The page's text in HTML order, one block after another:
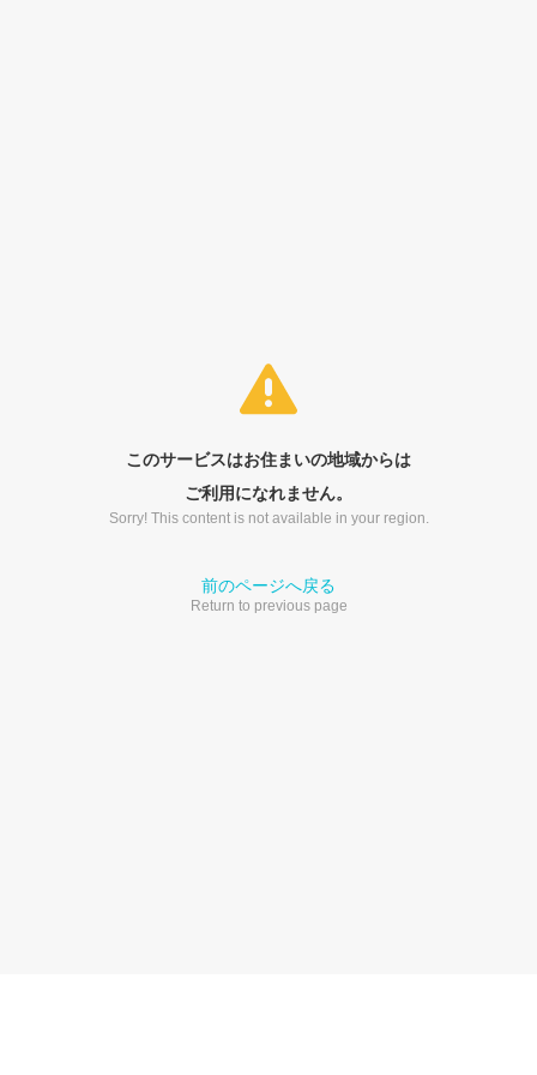
このサービスはお住まいの地域からは
ご利用になれません。
Sorry! This content is not available in your region.
前のページへ戻る
Return to previous page